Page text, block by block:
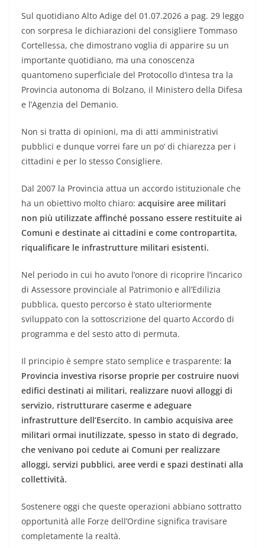
Sul quotidiano Alto Adige del 01.07.2026 a pag. 29 leggo
con sorpresa le dichiarazioni del consigliere Tommaso
Cortellessa, che dimostrano voglia di apparire su un
importante quotidiano, ma una conoscenza
quantomeno superficiale del Protocollo d’intesa tra la
Provincia autonoma di Bolzano, il Ministero della Difesa
e l’Agenzia del Demanio.
Non si tratta di opinioni, ma di atti amministrativi
pubblici e dunque vorrei fare un po’ di chiarezza per i
cittadini e per lo stesso Consigliere.
Dal 2007 la Provincia attua un accordo istituzionale che
ha un obiettivo molto chiaro: acquisire aree militari
non più utilizzate affinché possano essere restituite ai
Comuni e destinate ai cittadini e come contropartita,
riqualificare le infrastrutture militari esistenti.
Nel periodo in cui ho avuto l’onore di ricoprire l’incarico
di Assessore provinciale al Patrimonio e all’Edilizia
pubblica, questo percorso è stato ulteriormente
sviluppato con la sottoscrizione del quarto Accordo di
programma e del sesto atto di permuta.
Il principio è sempre stato semplice e trasparente: la
Provincia investiva risorse proprie per costruire nuovi
edifici destinati ai militari, realizzare nuovi alloggi di
servizio, ristrutturare caserme e adeguare
infrastrutture dell’Esercito. In cambio acquisiva aree
militari ormai inutilizzate, spesso in stato di degrado,
che venivano poi cedute ai Comuni per realizzare
alloggi, servizi pubblici, aree verdi e spazi destinati alla
collettività.
Sostenere oggi che queste operazioni abbiano sottratto
opportunità alle Forze dell’Ordine significa travisare
completamente la realtà.